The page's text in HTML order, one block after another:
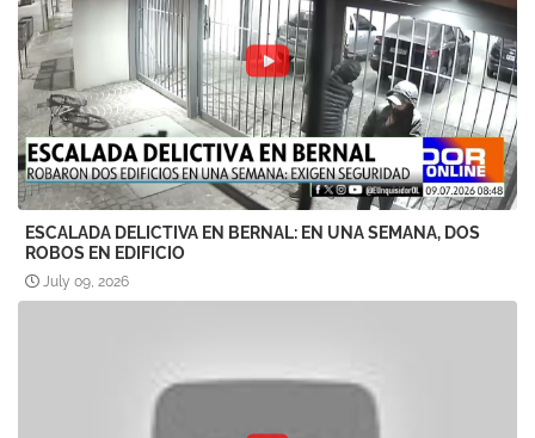
ESCALADA DELICTIVA EN BERNAL: EN UNA SEMANA, DOS
ROBOS EN EDIFICIO
July 09, 2026